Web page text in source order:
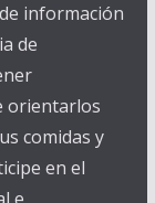
información
de
orientarlos
comidas y
en el